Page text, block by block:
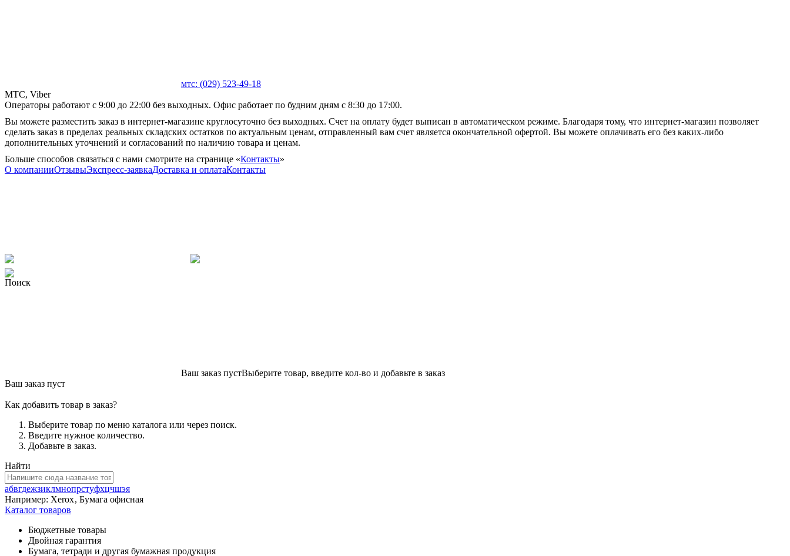
мтс: (029) 523-49-18
MTC, Viber
Операторы работают с 9:00 до 22:00 без выходных. Офис работает по будним дням с 8:30 до 17:00.
Вы можете разместить заказ в интернет-магазине круглосуточно без выходных. Счет на оплату будет выписан в автоматическом режиме. Благодаря тому, что интернет-магазин позволяет
сделать заказ в пределах реальных складских остатков по актуальным ценам, отправленный вам счет является окончательной офертой. Вы можете оплачивать его без каких-либо
дополнительных уточнений и согласований по наличию товара и ценам.
Больше способов связаться с нами смотрите на странице «Контакты»
О компанииОтзывыЭкспресс-заявкаДоставка и оплатаКонтакты
Поиск
Ваш заказ пустВыберите товар, введите кол-во и добавьте в заказ
Ваш заказ пуст
Как добавить товар в заказ?
Выберите товар по меню каталога или через поиск.
Введите нужное количество.
Добавьте в заказ.
Найти
абвгдежзиклмнопрстуфхцчшэя
Например: Xerox, Бумага офисная
Каталог товаров
Бюджетные товары
Двойная гарантия
Бумага, тетради и другая бумажная продукция